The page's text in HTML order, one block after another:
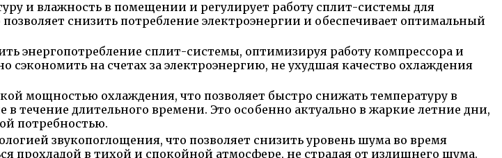
и влажность в помещении и регулирует работу сплит-системы для
снизить потребление электроэнергии и обеспечивает оптимальный
энергопотребление сплит-системы, оптимизируя работу компрессора и
сэкономить на счетах за электроэнергию, не ухудшая качество охлаждения
мощностью охлаждения, что позволяет быстро снижать температуру в
течение длительного времени. Это особенно актуально в жаркие летние дни,
потребностью.
звукопоглощения, что позволяет снизить уровень шума во время
прохладой в тихой и спокойной атмосфере, не страдая от излишнего шума.